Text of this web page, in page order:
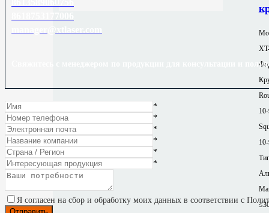
Свяжитесь с менеджером по продукции для консультации и
*
*
*
*
*
*
Я согласен на сбор и обработку моих данных в соответствии с